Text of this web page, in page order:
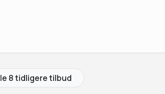
8 tidligere tilbud